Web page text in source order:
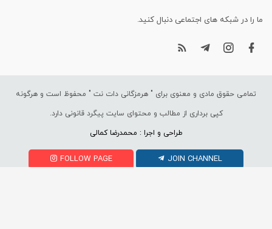
ما را در شبکه های اجتماعی دنبال کنید.
تمامی حقوق مادی و معنوی برای " هرمزگانی دات نت " محفوظ است و هرگونه
کپی برداری از مطالب و محتوای سایت پیگرد قانونی دارد.
طراحی و اجرا : محمدرضا کمالی
FOLLOW PAGE JOIN CHANNEL